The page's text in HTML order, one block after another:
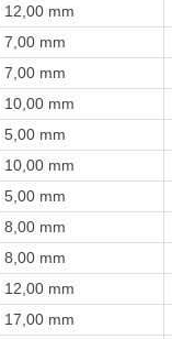
12,00 mm
7,00 mm
7,00 mm
10,00 mm
5,00 mm
10,00 mm
5,00 mm
8,00 mm
8,00 mm
12,00 mm
17,00 mm